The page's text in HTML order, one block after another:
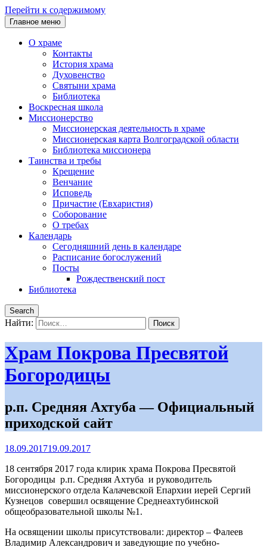
Перейти к содержимому
Главное меню
О храме
Контакты
История храма
Духовенство
Святыни храма
Библиотека
Воскресная школа
Миссионерство
Миссионерская деятельность в храме
Миссионерская карта Волгоградской области
Библиотека миссионера
Таинства и требы
Крещение
Венчание
Исповедь
Причастие (Евхаристия)
Соборование
О требах
Календарь
Сегодняшний день в календаре
Расписание богослужений
Посты
Рождественский пост
Библиотека
Search
Найти:
Храм Покрова Пресвятой
Богородицы
р.п. Средняя Ахтуба — Официальный
приходской сайт
18.09.201719.09.2017
18 сентября 2017 года клирик храма Покрова Пресвятой
Богородицы р.п. Средняя Ахтуба и руководитель
миссионерского отдела Калачевской Епархии иерей Сергий
Кузнецов совершил освящение Среднеахтубинской
общеобразовательной школы №1.
На освящении школы присутствовали: директор – Фалеев
Владимир Александрович и заведующие по учебно-